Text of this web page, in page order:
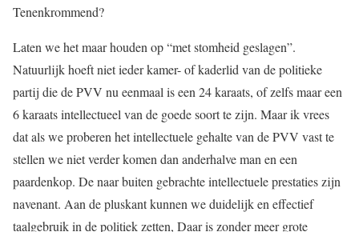
Tenenkrommend?
Laten we het maar houden op “met stomheid geslagen”.
Natuurlijk hoeft niet ieder kamer- of kaderlid van de politieke
partij die de PVV nu eenmaal is een 24 karaats, of zelfs maar een
6 karaats intellectueel van de goede soort te zijn. Maar ik vrees
dat als we proberen het intellectuele gehalte van de PVV vast te
stellen we niet verder komen dan anderhalve man en een
paardenkop. De naar buiten gebrachte intellectuele prestaties zijn
navenant. Aan de pluskant kunnen we duidelijk en effectief
taalgebruik in de politiek zetten, Daar is zonder meer grote